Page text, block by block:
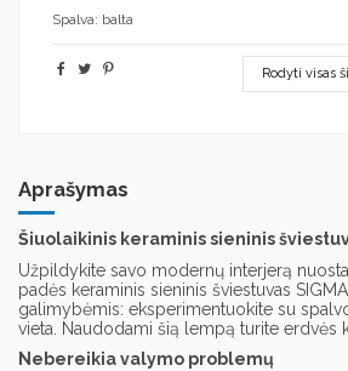
Spalva: balta
Rodyti visas
Aprašymas
Šiuolaikinis keraminis sieninis
Užpildykite savo modernų interjerą
padės keraminis sieninis šviestuvas
galimybėmis: eksperimentuokite su
vieta. Naudodami šią lempą turite erdvės
Nebereikia valymo problemų